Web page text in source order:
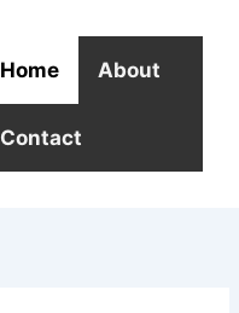
Home About
Contact